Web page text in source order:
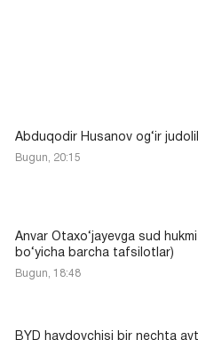
Abduqodir Husanov og‘ir
Bugun, 20:15
Anvar Otaxo‘jayevga sud
bo‘yicha barcha tafsilotlar)
Bugun, 18:48
BYD haydovchisi bir nechta